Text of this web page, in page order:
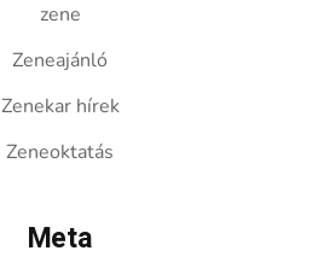
zene
Zeneajánló
Zenekar hírek
Zeneoktatás
Meta